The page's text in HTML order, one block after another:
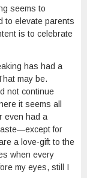
seems to
to elevate parents
is to celebrate
has had a
may be.
not continue
it seems all
even had a
for
a love-gift to the
when every
my eyes, still I